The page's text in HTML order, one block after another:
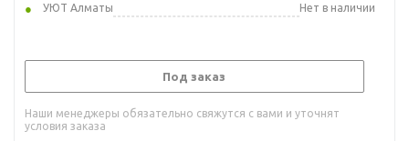
УЮТ Алматы
Нет в наличии
Под заказ
Наши менеджеры обязательно свяжутся с вами и уточнят
условия заказа